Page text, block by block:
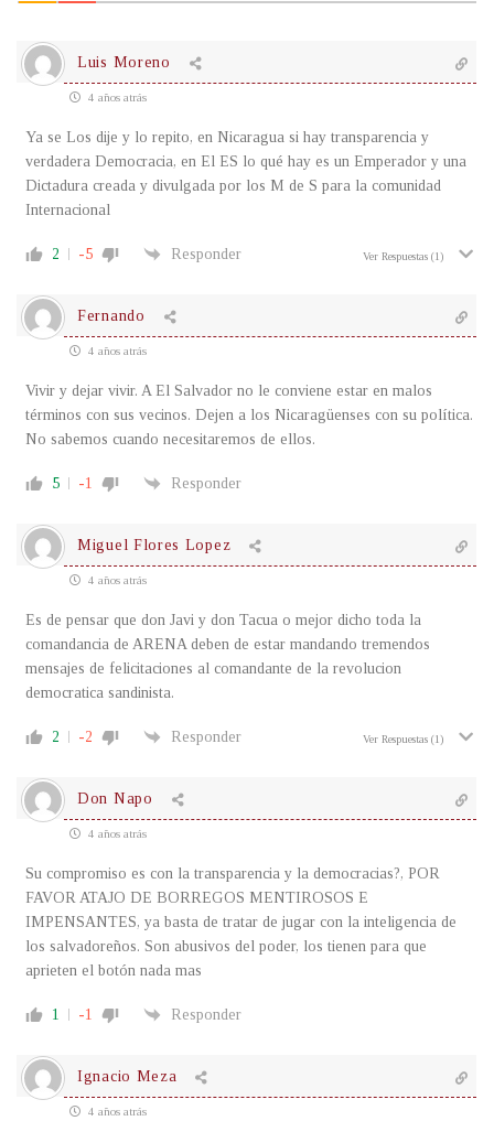
Luis Moreno
4 años atrás
Ya se Los dije y lo repito, en Nicaragua si hay transparencia y
verdadera Democracia, en El ES lo qué hay es un Emperador y una
Dictadura creada y divulgada por los M de S para la comunidad
Internacional
2 -5 Responder Ver Respuestas (1)
Fernando
4 años atrás
Vivir y dejar vivir. A El Salvador no le conviene estar en malos
términos con sus vecinos. Dejen a los Nicaragüenses con su política.
No sabemos cuando necesitaremos de ellos.
5 -1 Responder
Miguel Flores Lopez
4 años atrás
Es de pensar que don Javi y don Tacua o mejor dicho toda la
comandancia de ARENA deben de estar mandando tremendos
mensajes de felicitaciones al comandante de la revolucion
democratica sandinista.
2 -2 Responder Ver Respuestas (1)
Don Napo
4 años atrás
Su compromiso es con la transparencia y la democracias?, POR
FAVOR ATAJO DE BORREGOS MENTIROSOS E
IMPENSANTES, ya basta de tratar de jugar con la inteligencia de
los salvadoreños. Son abusivos del poder, los tienen para que
aprieten el botón nada mas
1 -1 Responder
Ignacio Meza
4 años atrás